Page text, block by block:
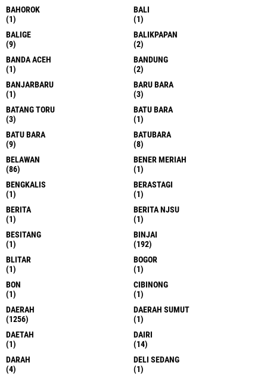
BAHOROK
(1)
BALI
(1)
BALIGE
(9)
BALIKPAPAN
(2)
BANDA ACEH
(1)
BANDUNG
(2)
BANJARBARU
(1)
BARU BARA
(3)
BATANG TORU
(3)
BATU BARA
(1)
BATU BARA
(9)
BATUBARA
(8)
BELAWAN
(86)
BENER MERIAH
(1)
BENGKALIS
(1)
BERASTAGI
(1)
BERITA
(1)
BERITA NJSU
(1)
BESITANG
(1)
BINJAI
(192)
BLITAR
(1)
BOGOR
(1)
BON
(1)
CIBINONG
(1)
DAERAH
(1256)
DAERAH SUMUT
(1)
DAETAH
(1)
DAIRI
(14)
DARAH
(4)
DELI SEDANG
(1)